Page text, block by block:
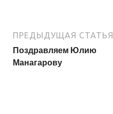
ПРЕДЫДУЩАЯ СТАТЬЯ
Поздравляем Юлию
Манагарову